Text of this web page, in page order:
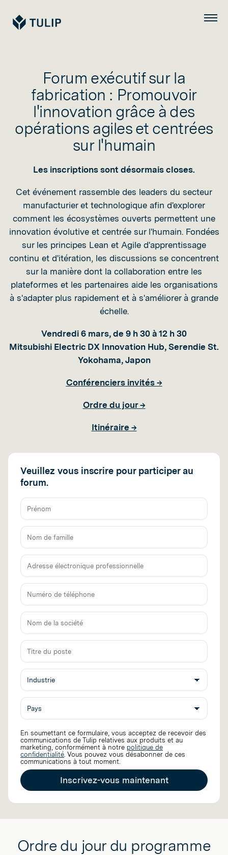
Tulip Menu
Veuillez vous inscrire pour participer au
forum.
Prénom
Nom
de
famille
Adresse
électronique
professionnelle
Numéro
de
téléphone
Nom
de
la
société
Titre
du
poste
En soumettant ce formulaire, vous acceptez de recevoir des
communications de Tulip relatives aux produits et au
marketing, conformément à notre politique de
confidentialité. Vous pouvez vous désabonner de ces
communications à tout moment.
Inscrivez-vous maintenant
Forum exécutif sur la
fabrication : Promouvoir
l'innovation grâce à des
opérations agiles et centrées
sur l'humain
Les inscriptions sont désormais closes.
Cet événement rassemble des leaders du secteur
manufacturier et technologique afin d'explorer
comment les écosystèmes ouverts permettent une
innovation évolutive et centrée sur l'humain. Fondées
sur les principes Lean et Agile d'apprentissage
continu et d'itération, les discussions se concentrent
sur la manière dont la collaboration entre les
plateformes et les partenaires aide les organisations
à s'adapter plus rapidement et à s'améliorer à grande
échelle.
Vendredi 6 mars, de 9 h 30 à 12 h 30
Mitsubishi Electric DX Innovation Hub, Serendie St.
Yokohama, Japon
Conférenciers invités →
Ordre du jour →
Itinéraire →
Ordre du jour du programme